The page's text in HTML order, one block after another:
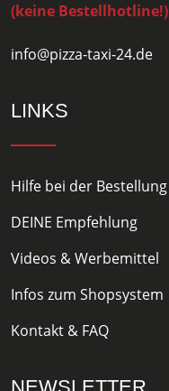
(keine Bestellhotline!)
info@pizza-taxi-24.de
LINKS
Hilfe bei der Bestellung
DEINE Empfehlung
Videos & Werbemittel
Infos zum Shopsystem
Kontakt & FAQ